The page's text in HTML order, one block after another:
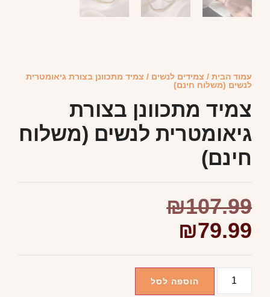
עמוד הבית / צמידים לנשים / צמיד מתכוונן בצורת גיאומטרית
לנשים (משלוח חינם)
צמיד מתכוונן בצורת
גיאומטרית לנשים (משלוח
חינם)
₪107.99
₪79.99
הוספה לסל